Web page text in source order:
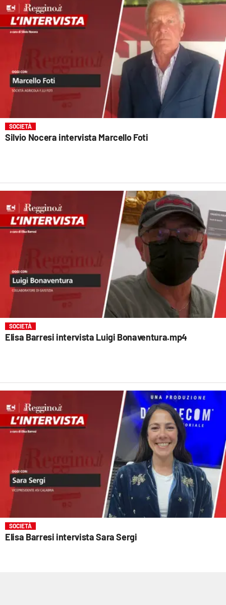
SOCIETÀ
Silvio Nocera intervista Marcello Foti
SOCIETÀ
Elisa Barresi intervista Luigi Bonaventura.mp4
SOCIETÀ
Elisa Barresi intervista Sara Sergi